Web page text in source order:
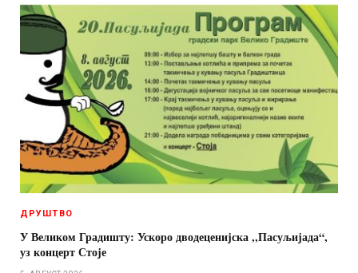
ДРУШТВО
У Великом Градишту: Ускоро дводеценијска ,,Пасуљијада“,
уз концерт Стоје